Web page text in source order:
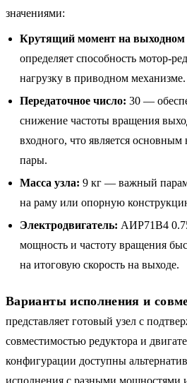
значениями:
Крутящий момент на выходном
определяет способность мотор-
нагрузку в приводном механизме.
Передаточное число: 30 —
снижение частоты вращения
входного, что является основным
пары.
Масса узла: 9 кг — важный
на раму или опорную
Электродвигатель: АИР71B4
мощность и частоту вращения
на итоговую скорость на выходе.
Варианты исполнения и
представляет готовый узел с
совместимостью редуктора и
конфигурации доступны
исполнения с разными мощностями